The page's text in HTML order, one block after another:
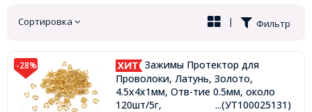
Сортировка Фильтр
|
-28%
Зажимы Протектор для
Проволоки, Латунь, Золото,
4.5x4x1мм, Отв-тие 0.5мм, около
120шт/5г,
...(УТ100025131)